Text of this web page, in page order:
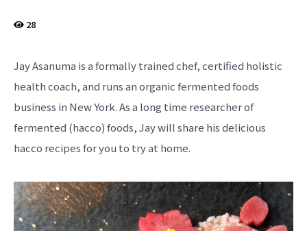
も
ら
る
よ
う
語
も
す。
28
Jay Asanuma is a formally trained chef, certified holistic
health coach, and runs an organic fermented foods
business in New York. As a long time researcher of
fermented (hacco) foods, Jay will share his delicious
hacco recipes for you to try at home.